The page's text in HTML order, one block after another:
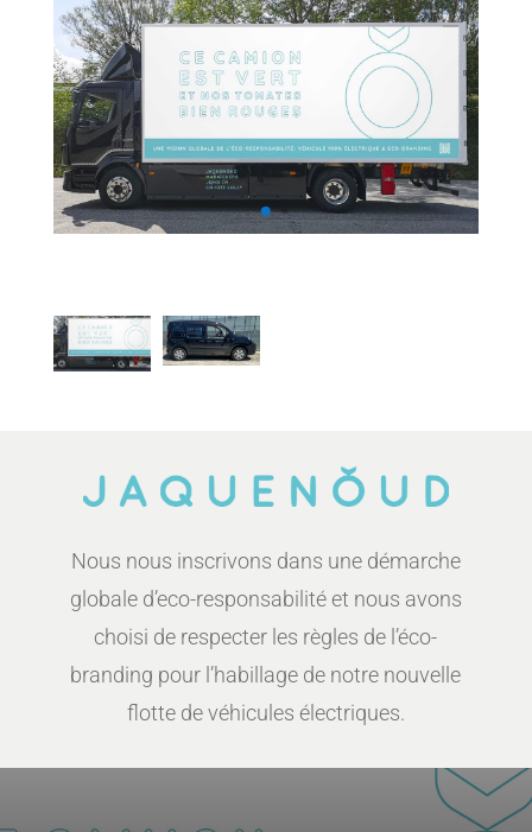
Nous nous inscrivons dans une démarche
globale d’eco-responsabilité et nous avons
choisi de respecter les règles de l’éco-
branding pour l’habillage de notre nouvelle
flotte de véhicules électriques.